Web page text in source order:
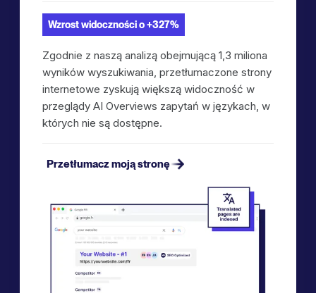
Wzrost widoczności o +327%
Zgodnie z naszą analizą obejmującą 1,3 miliona
wyników wyszukiwania, przetłumaczone strony
internetowe zyskują większą widoczność w
przeglądy AI Overviews zapytań w językach, w
których nie są dostępne.
Przetłumacz moją stronę